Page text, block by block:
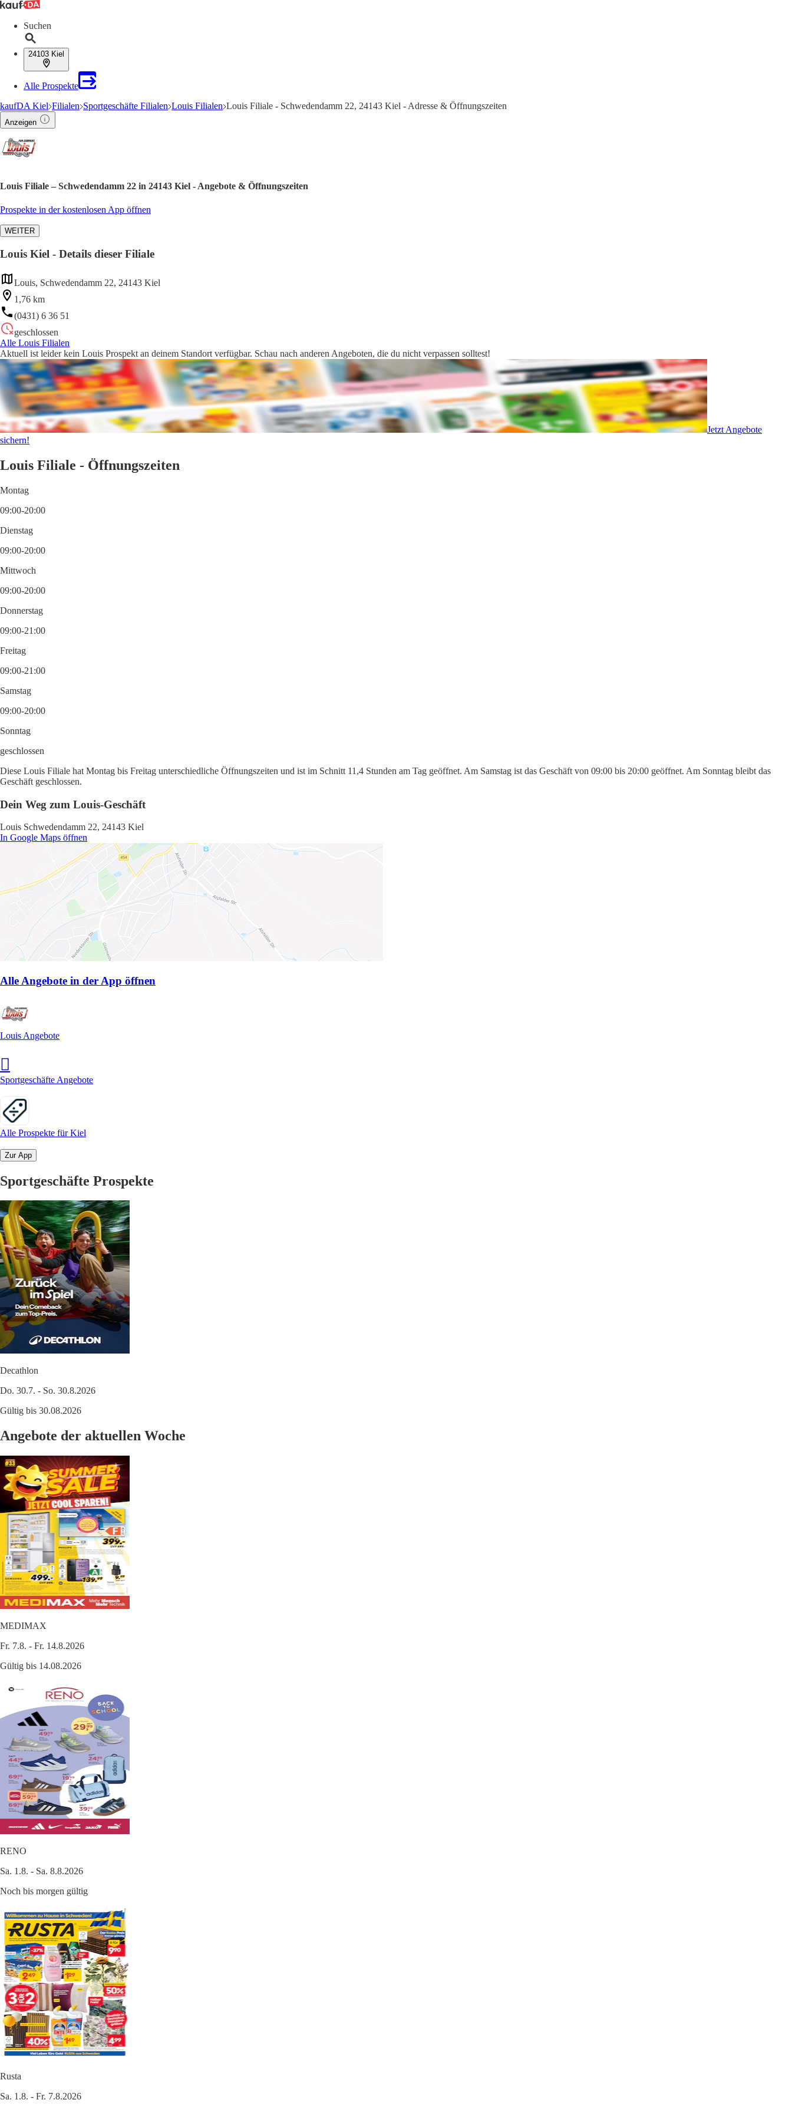
Suchen
24103 Kiel
Alle Prospekte
kaufDA Kiel Filialen Sportgeschäfte Filialen Louis Filialen Louis Filiale - Schwedendamm 22, 24143 Kiel - Adresse & Öffnungszeiten
Anzeigen
Louis Filiale – Schwedendamm 22 in 24143 Kiel - Angebote & Öffnungszeiten
Prospekte in der kostenlosen App öffnen
WEITER
Louis Kiel - Details dieser Filiale
Louis, Schwedendamm 22, 24143 Kiel
1,76 km
(0431) 6 36 51
geschlossen
Alle Louis Filialen
Aktuell ist leider kein Louis Prospekt an deinem Standort verfügbar. Schau nach anderen Angeboten, die du nicht verpassen solltest!
Jetzt Angebote
sichern!
Louis Filiale - Öffnungszeiten
Montag
09:00-20:00
Dienstag
09:00-20:00
Mittwoch
09:00-20:00
Donnerstag
09:00-21:00
Freitag
09:00-21:00
Samstag
09:00-20:00
Sonntag
geschlossen
Diese Louis Filiale hat Montag bis Freitag unterschiedliche Öffnungszeiten und ist im Schnitt 11,4 Stunden am Tag geöffnet. Am Samstag ist das Geschäft von 09:00 bis 20:00 geöffnet. Am Sonntag bleibt das
Geschäft geschlossen.
Dein Weg zum Louis-Geschäft
Louis Schwedendamm 22, 24143 Kiel
In Google Maps öffnen
Alle Angebote in der App öffnen
Louis Angebote
Sportgeschäfte Angebote
Alle Prospekte für Kiel
Zur App
Sportgeschäfte Prospekte
Decathlon
Do. 30.7. - So. 30.8.2026
Gültig bis 30.08.2026
Angebote der aktuellen Woche
MEDIMAX
Fr. 7.8. - Fr. 14.8.2026
Gültig bis 14.08.2026
RENO
Sa. 1.8. - Sa. 8.8.2026
Noch bis morgen gültig
Rusta
Sa. 1.8. - Fr. 7.8.2026